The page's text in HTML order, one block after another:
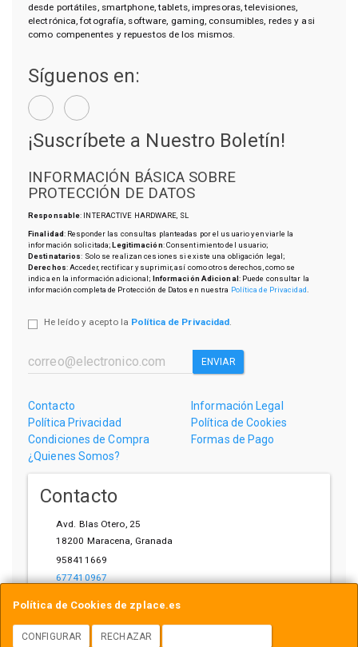
Política de Cookies de zplace.es
CONFIGURAR RECHAZAR
desde portátiles, smartphone, tablets, impresoras, televisiones,
electrónica, fotografía, software, gaming, consumibles, redes y asi
como compenentes y repuestos de los mismos.
Síguenos en:
¡Suscríbete a Nuestro Boletín!
INFORMACIÓN BÁSICA SOBRE
PROTECCIÓN DE DATOS
Responsable: INTERACTIVE HARDWARE, SL
Finalidad: Responder las consultas planteadas por el usuario y enviarle la
información solicitada; Legitimación: Consentimiento del usuario;
Destinatarios: Solo se realizan cesiones si existe una obligación legal;
Derechos: Acceder, rectificar y suprimir, así como otros derechos, como se
indica en la información adicional; Información Adicional : Puede consultar la
información completa de Protección de Datos en nuestra Política de Privacidad.
He leído y acepto la Política de Privacidad
ENVIAR
Contacto
Información Legal
Política Privacidad
Política de Cookies
Condiciones de Compra
Formas de Pago
¿Quienes Somos?
Contacto
Avd. Blas Otero, 25
18200 Maracena Granada
958411669
677410967